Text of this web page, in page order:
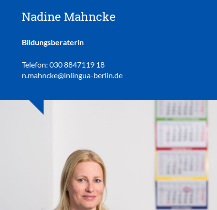
Nadine Mahncke
Bildungsberaterin
Telefon: 030 8847119 18
n.mahncke@inlingua-berlin.de